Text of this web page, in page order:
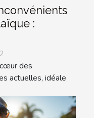
:
des
actuelles, idéale